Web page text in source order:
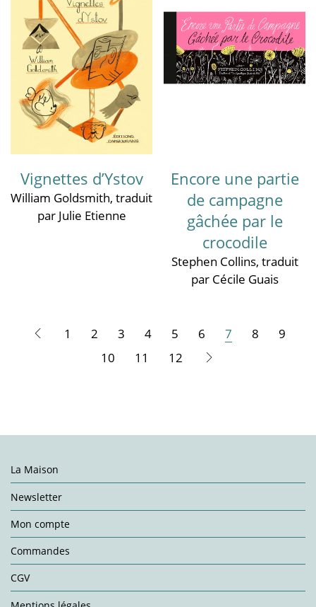
Vignettes d’Ystov
William Goldsmith, traduit
par Julie Etienne
Encore une partie
de campagne
gâchée par le
crocodile
Stephen Collins, traduit
par Cécile Guais
1 2 3 4 5 6 7 8
9
10
11 12
La Maison
Newsletter
Mon compte
Commandes
CGV